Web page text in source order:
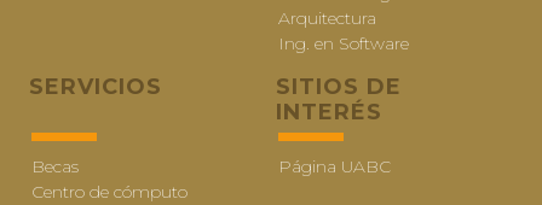
Arquitectura
Ing. en Software
SERVICIOS
Becas
Centro de cómputo
SITIOS DE
INTERÉS
Página UABC